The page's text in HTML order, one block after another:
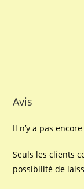
Avis
Il n’y a pas encore
Seuls les clients
possibilité de